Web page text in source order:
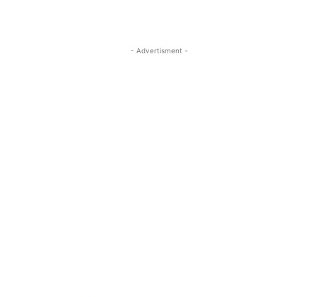
- Advertisment -